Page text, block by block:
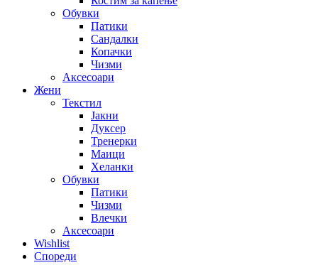
Обувки
Патики
Сандалки
Копачки
Чизми
Аксесоари
Жени
Текстил
Јакни
Дуксер
Тренерки
Маици
Хеланки
Обувки
Патики
Чизми
Влечки
Аксесоари
Wishlist
Спореди